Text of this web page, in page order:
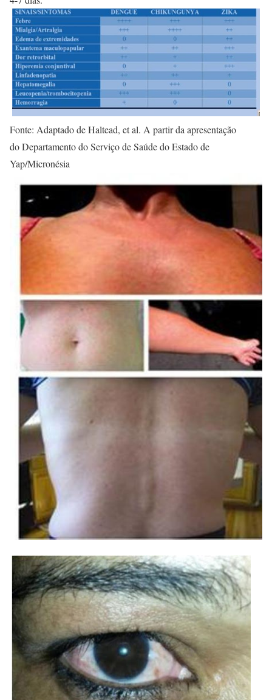
Fonte: Adaptado de Haltead, et al. A partir da apresentação
do Departamento do Serviço de Saúde do Estado de
Yap/Micronésia